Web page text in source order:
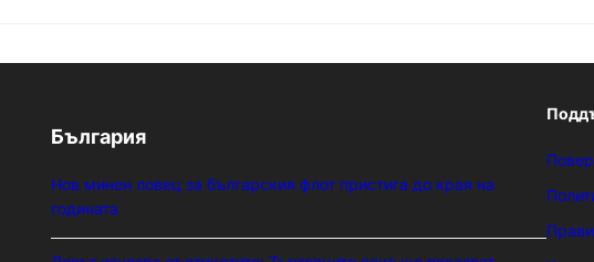
България
Нов минен ловец за българския флот пристига до края на
годината